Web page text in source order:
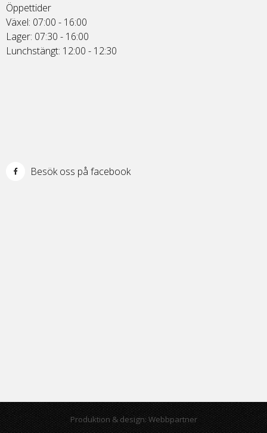
Öppettider
Växel: 07:00 - 16:00
Lager: 07:30 - 16:00
Lunchstängt: 12:00 - 12:30
Besök oss på facebook
Produktion & design: Webbpartner